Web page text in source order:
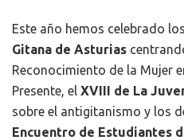
Este año hemos celebrado los
Gitana de Asturias
Reconocimiento de la Mujer
Presente, el XVIII de La
sobre el antigitanismo y los
Encuentro de Estudiantes